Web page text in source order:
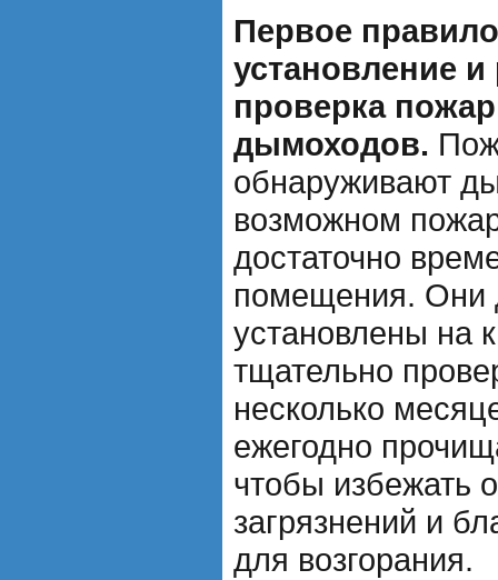
Первое
установление и
проверка
дымоходов.
обнаруживают
возможном
достаточно
помещения. Они
установлены на
тщательно
несколько
ежегодно
чтобы избежать
загрязнений и
для возгорания.